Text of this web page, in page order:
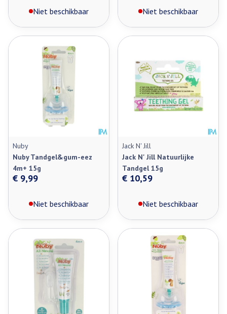
Niet beschikbaar Niet beschikbaar
Nuby
Nuby Tandgel&gum-eez
4m+ 15g
€ 9,99
Niet beschikbaar
Jack N' Jill
Jack N' Jill Natuurlijke
Tandgel 15g
€ 10,59
Niet beschikbaar